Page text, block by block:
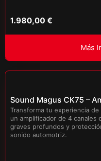
1.980,00 €
Más
Sound Magus CK75 –
Transforma tu experiencia
un amplificador de 4 canales
graves profundos y
sonido automotriz.